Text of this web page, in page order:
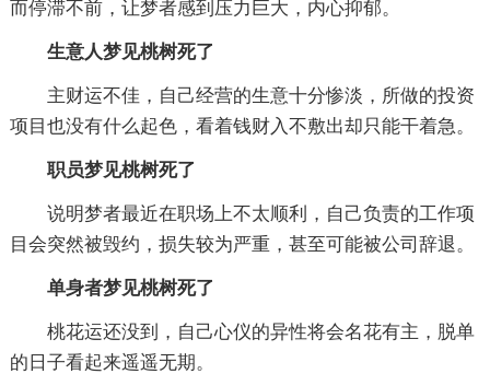
而停滞不前，让梦者感到压力巨大，内心抑郁。
生意人梦见桃树死了
主财运不佳，自己经营的生意十分惨淡，所做的投资
项目也没有什么起色，看着钱财入不敷出却只能干着急。
职员梦见桃树死了
说明梦者最近在职场上不太顺利，自己负责的工作项
目会突然被毁约，损失较为严重，甚至可能被公司辞退。
单身者梦见桃树死了
桃花运还没到，自己心仪的异性将会名花有主，脱单
的日子看起来遥遥无期。